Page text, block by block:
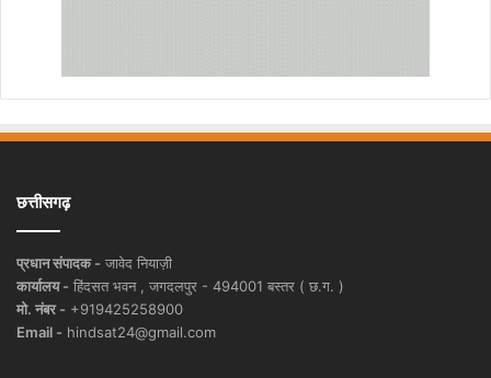
छत्तीसगढ़
प्रधान संपादक - जावेद नियाज़ी
कार्यालय - हिंदसत भवन , जगदलपुर - 494001 बस्तर ( छ.ग. )
मो. नंबर - +919425258900
Email - hindsat24@gmail.com